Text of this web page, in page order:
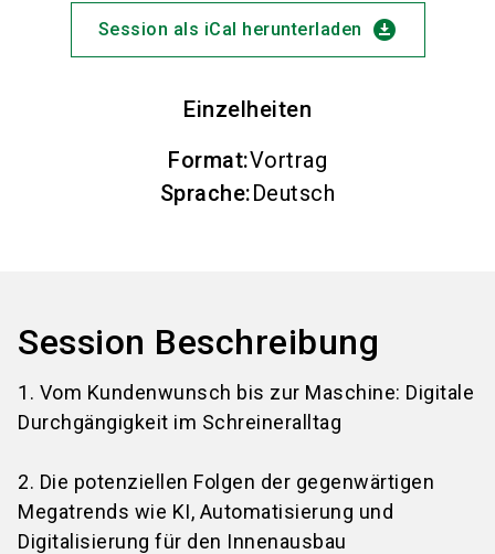
Session als iCal herunterladen download_for_offline
Einzelheiten
Format:Vortrag
Sprache:Deutsch
Session Beschreibung
1. Vom Kundenwunsch bis zur Maschine: Digitale
Durchgängigkeit im Schreineralltag
2. Die potenziellen Folgen der gegenwärtigen
Megatrends wie KI, Automatisierung und
Digitalisierung für den Innenausbau